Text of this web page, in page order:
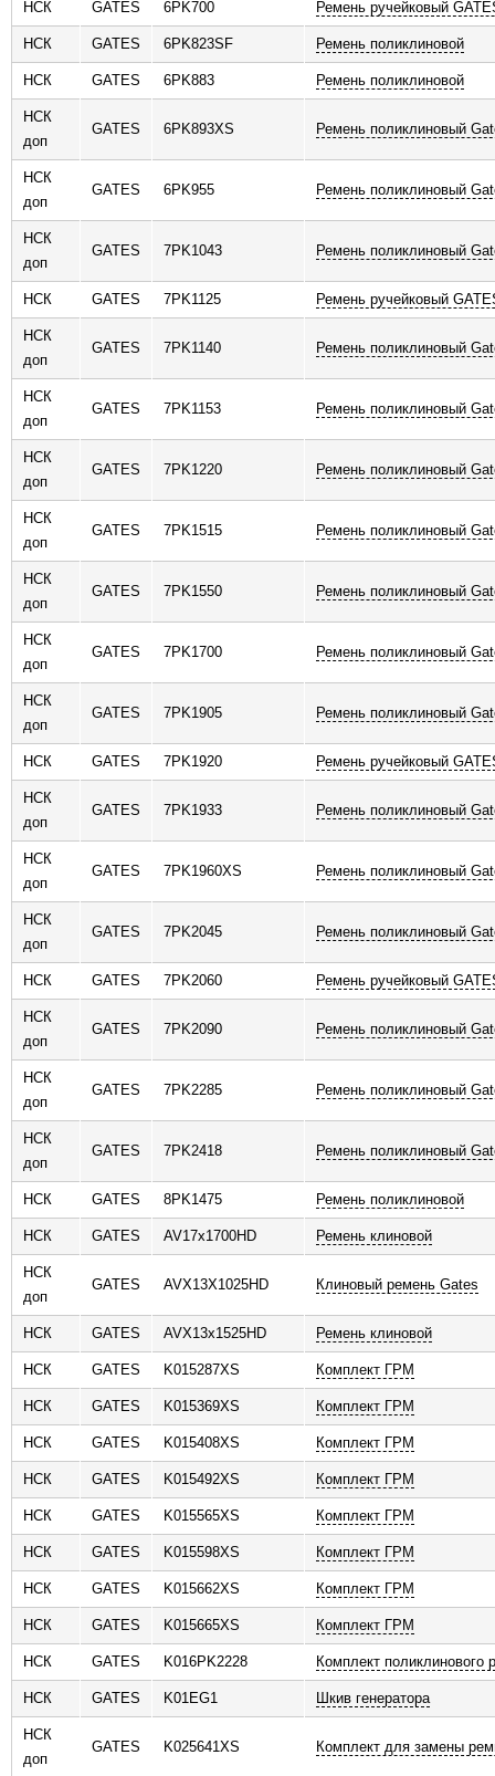
НСК GATES 6PK700 Ремень ручейковый
НСК GATES 6PK823SF Ремень поликлиновой
НСК GATES 6PK883 Ремень поликлиновой
НСК
доп
GATES 6PK893XS Ремень поликлиновый
НСК
доп
GATES 6PK955 Ремень поликлиновый
НСК
доп
GATES 7PK1043 Ремень поликлиновый
НСК GATES 7PK1125 Ремень ручейковый
НСК
доп
GATES 7PK1140 Ремень поликлиновый
НСК
доп
GATES 7PK1153 Ремень поликлиновый
НСК
доп
GATES 7PK1220 Ремень поликлиновый
НСК
доп
GATES 7PK1515 Ремень поликлиновый
НСК
доп
GATES 7PK1550 Ремень поликлиновый
НСК
доп
GATES 7PK1700 Ремень поликлиновый
НСК
доп
GATES 7PK1905 Ремень поликлиновый
НСК GATES 7PK1920 Ремень ручейковый
НСК
доп
GATES 7PK1933 Ремень поликлиновый
НСК
доп
GATES 7PK1960XS Ремень поликлиновый
НСК
доп
GATES 7PK2045 Ремень поликлиновый
НСК GATES 7PK2060 Ремень ручейковый
НСК
доп
GATES 7PK2090 Ремень поликлиновый
НСК
доп
GATES 7PK2285 Ремень поликлиновый
НСК
доп
GATES 7PK2418 Ремень поликлиновый
НСК GATES 8PK1475 Ремень поликлиновой
НСК GATES AV17x1700HD Ремень клиновой
НСК
доп
GATES AVX13X1025HD Клиновый ремень Gates
НСК GATES AVX13x1525HD Ремень клиновой
НСК GATES K015287XS Комплект ГРМ
НСК GATES K015369XS Комплект ГРМ
НСК GATES K015408XS Комплект ГРМ
НСК GATES K015492XS Комплект ГРМ
НСК GATES K015565XS Комплект ГРМ
НСК GATES K015598XS Комплект ГРМ
НСК GATES K015662XS Комплект ГРМ
НСК GATES K015665XS Комплект ГРМ
НСК GATES K016PK2228 Комплект поликлинового
НСК GATES K01EG1 Шкив генератора
НСК
доп
GATES K025641XS Комплект для замены